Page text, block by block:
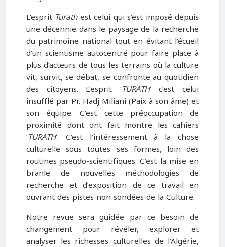
L’esprit Turathest celui qui s’est imposé depuis
une décennie dans le paysage de la recherche
du patrimoine national tout en évitant l’écueil
d’un scientisme autocentré pour faire place à
plus d’acteurs de tous les terrains où la culture
vit, survit, se débat, se confronte au quotidien
des citoyens. L’esprit ‘TURATH’ c’est celui
insufflé par Pr. Hadj Miliani (Paix à son âme) et
son équipe. C’est cette préoccupation de
proximité dont ont fait montre les cahiers
‘TURATH’. C’est l’intéressement à la chose
culturelle sous toutes ses formes, loin des
routines pseudo-scientifiques. C’est la mise en
branle de nouvelles méthodologies de
recherche et d’exposition de ce travail en
ouvrant des pistes non sondées de la Culture.
Notre revue sera guidée par ce besoin de
changement pour révéler, explorer et
analyser les richesses culturelles de l'Algérie,